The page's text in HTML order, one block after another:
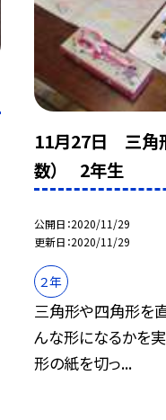
11月27日 三角
数） 2年生
公開日 2020/11/29
更新日 2020/11/29
２年
三角形や四角形を
んな形になるかを
形の紙を切っ...